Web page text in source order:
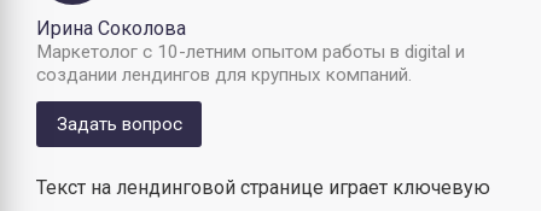
Ирина Соколова
Маркетолог с 10-летним опытом работы в digital и
создании лендингов для крупных компаний.
Задать вопрос
Текст на лендинговой странице играет ключевую